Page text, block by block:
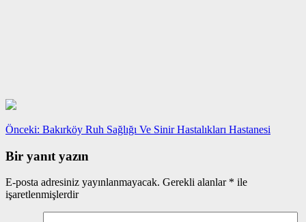
Yazı
gezinmesi
Önceki: Önceki
Bakırköy Ruh Sağlığı Ve Sinir Hastalıkları Hastanesi
Bir yanıt yazın
E-posta adresiniz yayınlanmayacak. Gerekli alanlar * ile
işaretlenmişlerdir